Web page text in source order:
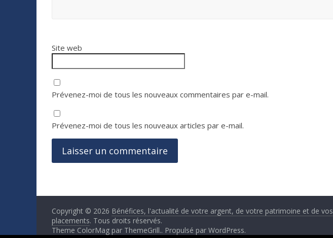
Site web
Prévenez-moi de tous les nouveaux commentaires par e-mail.
Prévenez-moi de tous les nouveaux articles par e-mail.
Copyright © 2026 Bénéfices, l'actualité de votre argent, de votre patrimoine et de vos
placements. Tous droits réservés.
Theme ColorMag par ThemeGrill.. Propulsé par WordPress.